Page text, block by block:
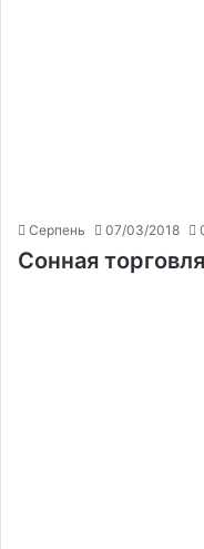
Серпень 07/03/2018
Сонная